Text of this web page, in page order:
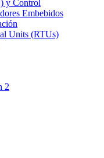
y Control
Embebidos
Units (RTUs)
2